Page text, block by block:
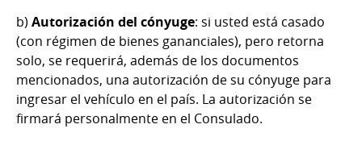
b) Autorización del cónyuge: si usted está casado
(con régimen de bienes gananciales), pero retorna
solo, se requerirá, además de los documentos
mencionados, una autorización de su cónyuge para
ingresar el vehículo en el país. La autorización se
firmará personalmente en el Consulado.